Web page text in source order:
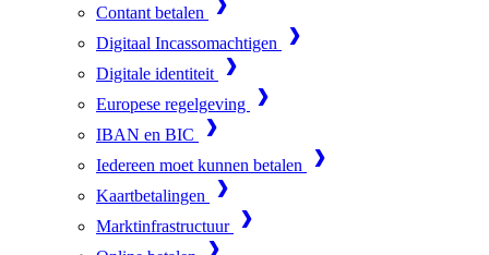
Contant betalen
Digitaal Incassomachtigen
Digitale identiteit
Europese regelgeving
IBAN en BIC
Iedereen moet kunnen betalen
Kaartbetalingen
Marktinfrastructuur